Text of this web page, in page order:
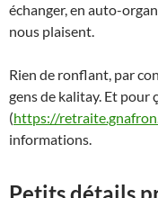
échanger, en auto-
nous plaisent.
Rien de ronflant, par
gens de kalitay. Et pour
(https://
informations.